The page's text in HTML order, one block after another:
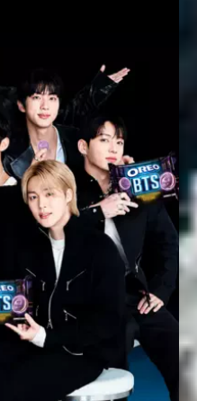
Enviar